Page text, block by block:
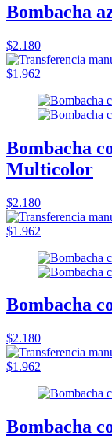
Bombacha
$2.180
$1.962
Bombacha
Multicolor
$2.180
$1.962
Bombacha
$2.180
$1.962
Bombacha